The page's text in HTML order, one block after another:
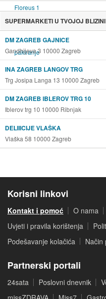
SUPERMARKETI U TVOJOJ BLIZINI
DM ZAGREB GAJNICE
Gandhijeva 3 10000 Zagreb
INA ZAGREB LANGOV TRG
Trg Josipa Langa 13 10000 Zagreb
DM ZAGREB IBLEROV TRG 10
Iblerov trg 10 10000 Ribnjak
DELIIICIJE VLAŠKA
Vlaška 58 10000 Zagreb
Korisni linkovi
Kontakt i pomoć O nama
Uvjeti i pravila korištenja
Podešavanje kolačića
Način
Partnerski portali
24sata Poslovni dnevnik